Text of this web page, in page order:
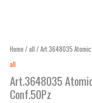
Home / all / Art.3648035 Atomic
all
Art.3648035
Conf.50Pz